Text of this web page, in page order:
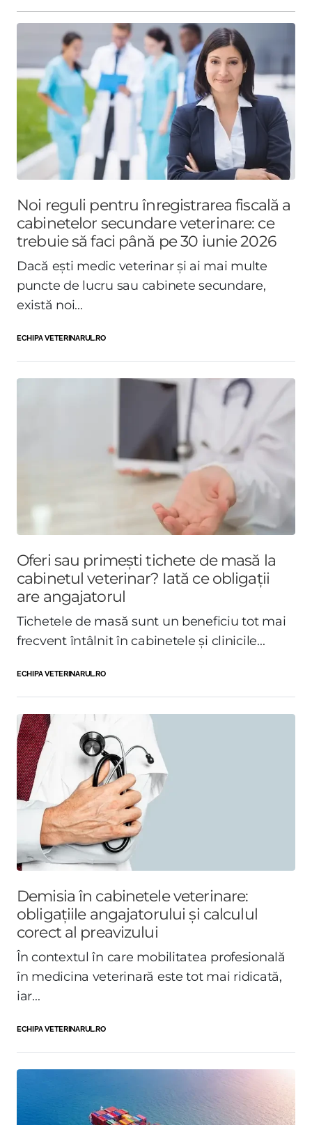
Noi reguli pentru înregistrarea fiscală a
cabinetelor secundare veterinare: ce
trebuie să faci până pe 30 iunie 2026
Dacă ești medic veterinar și ai mai multe
puncte de lucru sau cabinete secundare,
există noi...
ECHIPA VETERINARUL.RO
Oferi sau primești tichete de masă la
cabinetul veterinar? Iată ce obligații
are angajatorul
Tichetele de masă sunt un beneficiu tot mai
frecvent întâlnit în cabinetele și clinicile...
ECHIPA VETERINARUL.RO
Demisia în cabinetele veterinare:
obligațiile angajatorului și calculul
corect al preavizului
În contextul în care mobilitatea profesională
în medicina veterinară este tot mai ridicată,
iar...
ECHIPA VETERINARUL.RO